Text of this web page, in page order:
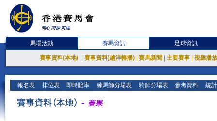
馬場活動 賽馬資訊 足球資訊
賽事資料(本地) 賽事資料(越洋轉播) 賽馬新聞 主要賽事 視聽播
報名表 排位表 即時賠率 練馬師分場表 騎師分場表 參考資料 統